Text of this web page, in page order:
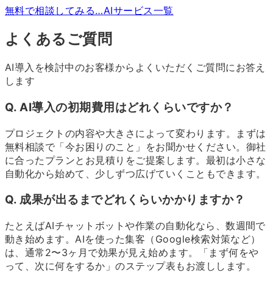
無料で相談してみる…AIサービス一覧
よくあるご質問
AI導入を検討中のお客様からよくいただくご質問にお答え
します
Q. AI導入の初期費用はどれくらいですか？
プロジェクトの内容や大きさによって変わります。まずは
無料相談で「今お困りのこと」をお聞かせください。御社
に合ったプランとお見積りをご提案します。最初は小さな
自動化から始めて、少しずつ広げていくこともできます。
Q. 成果が出るまでどれくらいかかりますか？
たとえばAIチャットボットや作業の自動化なら、数週間で
動き始めます。AIを使った集客（Google検索対策など）
は、通常2〜3ヶ月で効果が見え始めます。「まず何をや
って、次に何をするか」のステップ表もお渡しします。